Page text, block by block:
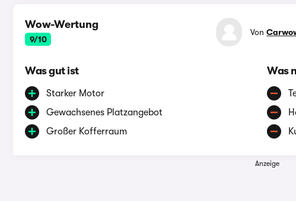
Wow-Wertung
9/10
Von
Was gut ist
Starker Motor
Gewachsenes Platzangebot
Großer Kofferraum
Was
Anzeige